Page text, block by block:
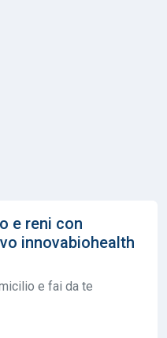
e reni con
innovabiohealth
e fai da te